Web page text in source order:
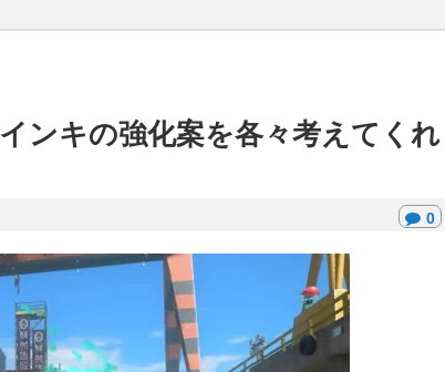
ンキの強化案を各々考えてくれ
0